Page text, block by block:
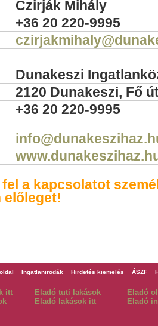
Czirják Mihály
+36 20 220-9995
Dunakeszi
2120 Dunakeszi, Fő
+36 20 220-9995
a kapcsolatot
előleget!
Ingatlanirodák Hirdetés kiemelés ÁSZF
itt Eladó tuti lakások
Eladó
Eladó lakások itt Eladó